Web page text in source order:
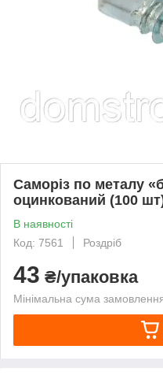
Саморіз по металу
оцинкований (100
В наявності
Код: 7561
Роздріб
43 ₴/упаковка
Мінімальна сума